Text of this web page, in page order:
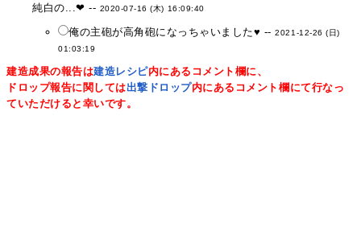
純白の...❤ -- 2020-07-16 (木) 16:09:40
俺の主砲が高角砲になっちゃいました♥️ --2021-12-26 (日)
01:03:19
建造成果の報告は建造レシピ内にあるコメント欄に、
ドロップ報告に関しては出撃ドロップ内にあるコメント欄にて行なっ
ていただけると幸いです。